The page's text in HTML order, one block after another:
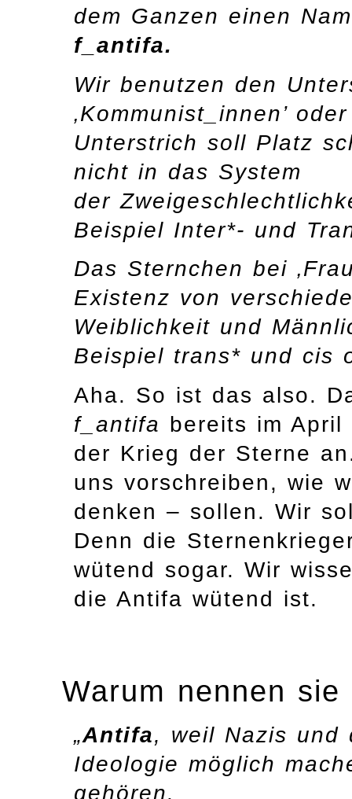
dem Ganzen einen
f_antifa.
Wir benutzen den
‚Kommunist_innen’
Unterstrich soll Platz
nicht in das System
der
Beispiel Inter*- und
Das Sternchen bei
Existenz von
Weiblichkeit und
Beispiel trans* und cis
Aha. So ist das also.
f_antifa bereits im
der Krieg der Sterne
uns vorschreiben, wie
denken – sollen. Wir
Denn die
wütend sogar. Wir
die Antifa wütend ist.
Warum nennen
„Antifa, weil Nazis und
Ideologie möglich
gehören.